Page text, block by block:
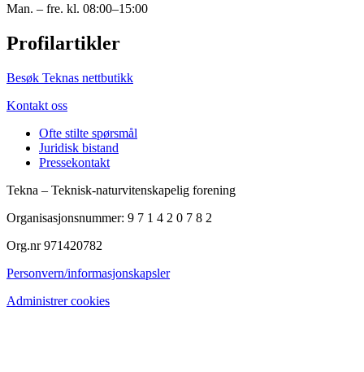
Man. – fre. kl. 08:00–15:00
Profilartikler
Besøk Teknas nettbutikk
Kontakt oss
Ofte stilte spørsmål
Juridisk bistand
Pressekontakt
Tekna – Teknisk-naturvitenskapelig forening
Organisasjonsnummer: 9 7 1 4 2 0 7 8 2
Org.nr 971420782
Personvern/informasjonskapsler
Administrer cookies